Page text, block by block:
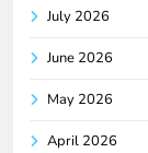
July 2026
June 2026
May 2026
April 2026